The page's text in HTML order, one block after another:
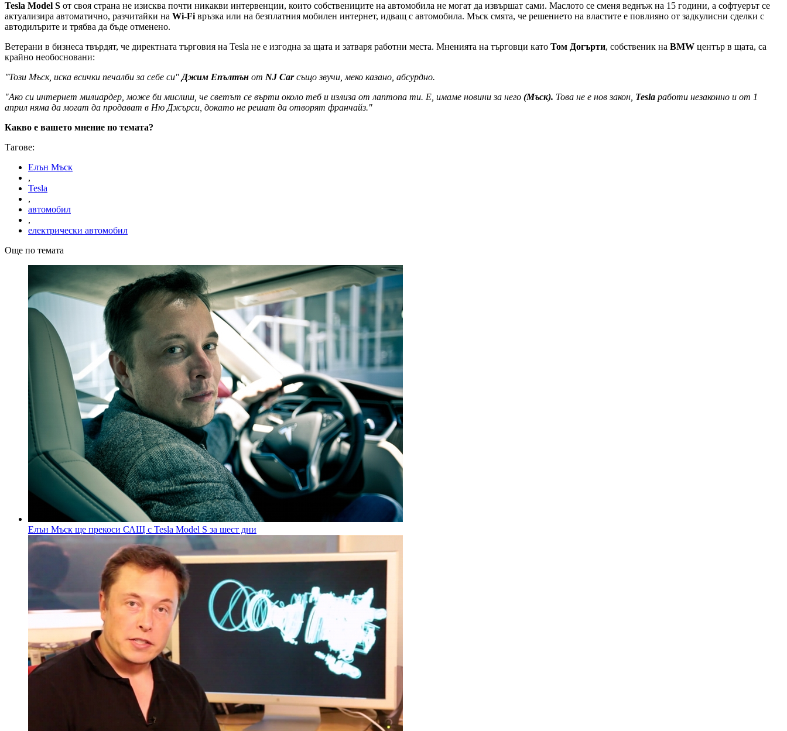
Tesla Model S от своя страна не изисква почти никакви интервенции, които собствениците на автомобила не могат да извършат сами. Маслото се сменя веднъж на 15 години, а софтуерът се
актуализира автоматично, разчитайки на Wi-Fiвръзка или на безплатния мобилен интернет, идващ с автомобила. Мъск смята, че решението на властите е повлияно от задкулисни сделки с
автодилърите и трябва да бъде отменено.
Ветерани в бизнеса твърдят, че директната търговия на Tesla не е изгодна за щата и затваря работни места. Мненията на търговци като Том Догърти, собственик на BMW център в щата, са
крайно необосновани:
"Този Мъск, иска всички печалби за себе си"Джим Епълтън от NJ Carсъщо звучи, меко казано, абсурдно.
"Ако си интернет милиардер, може би мислиш, че светът се върти около теб и излиза от лаптопа ти. Е, имаме новини за него (Мъск). Това не е нов закон, Tesla работи незаконно и от 1
април няма да могат да продават в Ню Джърси, докато не решат да отворят франчайз."
Какво е вашето мнение по темата?
Тагове:
Елън Мъск
,
Tesla
,
автомобил
,
електрически автомобил
Още по темата
Елън Мъск ще прекоси САЩ с Tesla Model S за шест дни